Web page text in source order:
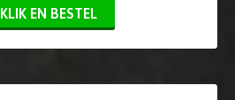
KLIK EN BESTEL